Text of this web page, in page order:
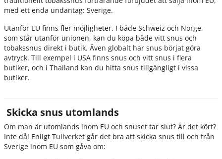
med ett enda undantag: Sverige.
Utanför EU finns fler möjligheter. I både Schweiz och Norge,
som står utanför unionen, kan du köpa både vitt snus och
tobakssnus direkt i butik. Även globalt har snus börjat göra
avtryck. Till exempel i USA finns snus och vitt snus i flera
butiker, och i Thailand kan du hitta snus tillgängligt i vissa
butiker.
Skicka snus utomlands
Om man är utomlands inom EU och snuset tar slut? Är det kört?
Inte då! Enligt Tullverket går det bra att skicka snus till och från
Sverige inom EU som gåva om: